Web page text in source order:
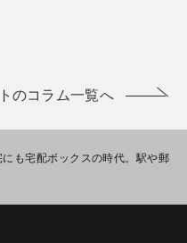
のコラム一覧へ
にも宅配ボックスの時代。駅や郵